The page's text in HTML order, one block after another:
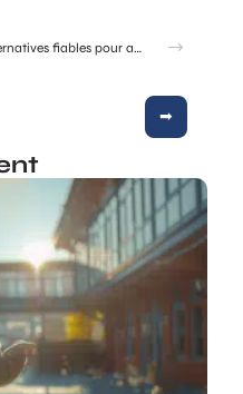
Les grandes ruptures qui ont changé la dynastie des rois de France